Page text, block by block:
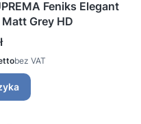
Feniks Elegant
Grey HD
bez VAT